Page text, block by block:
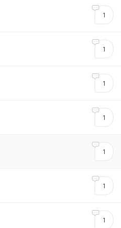
1
1
1
1
1
1
1